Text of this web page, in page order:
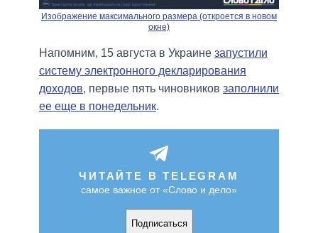
Изображение максимального размера (откроется в новом
окне)
Напомним, 15 августа в Украине запустили
систему электронного декларирования
доходов, первые пять чиновников заполнили
ее еще в понедельник.
ЧИТАЙТЕ В TELEGRAM
самое важное от «Слово и дело»
Подписаться